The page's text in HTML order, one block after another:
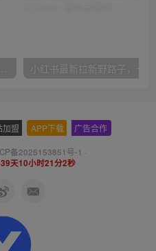
目无偿分享给你【揭秘】
加盟 APP下载 广告合作
备2025153851号-1 ·
天10小时21分2秒